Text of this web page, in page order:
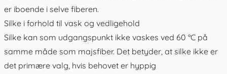
er iboende i selve fiberen.
Silke i forhold til vask og vedligehold
Silke kan som udgangspunkt ikke vaskes ved 60 °C på
samme måde som majsfiber. Det betyder, at silke ikke er
det primære valg, hvis behovet er hyppig